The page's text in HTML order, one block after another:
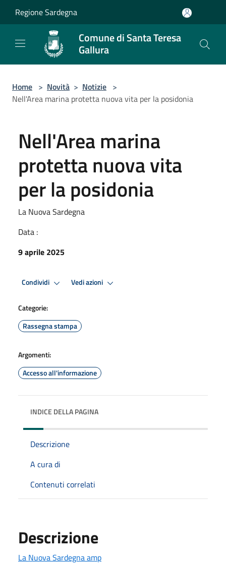
Regione Sardegna
Comune di Santa Teresa
Gallura
Home > Novità > Notizie >
Nell'Area marina protetta nuova vita per la posidonia
Nell'Area marina
protetta nuova vita
per la posidonia
La Nuova Sardegna
Data :
9 aprile 2025
Condividi Vedi azioni
Categorie:
Rassegna stampa
Argomenti:
Accesso all'informazione
INDICE DELLA PAGINA
Descrizione
A cura di
Contenuti correlati
Descrizione
La Nuova Sardegna amp